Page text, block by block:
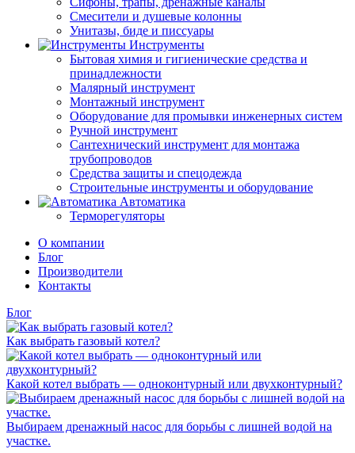
Смесители и душевые колонны
Унитазы, биде и писсуары
Инструменты
Бытовая химия и гигиенические средства и
принадлежности
Малярный инструмент
Монтажный инструмент
Оборудование для промывки инженерных систем
Ручной инструмент
Сантехнический инструмент для монтажа
трубопроводов
Средства защиты и спецодежда
Строительные инструменты и оборудование
Автоматика
Терморегуляторы
О компании
Блог
Производители
Контакты
Блог
Как выбрать газовый котел?
Какой котел выбрать — одноконтурный или двухконтурный?
Выбираем дренажный насос для борьбы с лишней водой на
участке.